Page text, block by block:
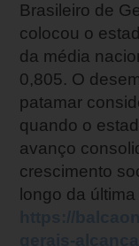
Brasileiro de
colocou o
da média
0,805. O
patamar
quando o
avanço
crescimento
longo da